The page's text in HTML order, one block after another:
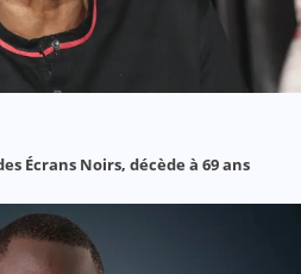
Écrans Noirs, décède à 69 ans